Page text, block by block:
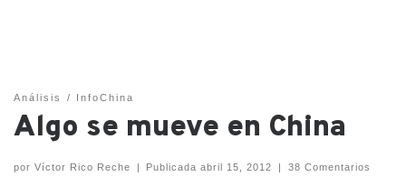
Análisis InfoChina
Algo se mueve en China
por Víctor Rico Reche Publicadaabril 15, 2012 38 Comentarios